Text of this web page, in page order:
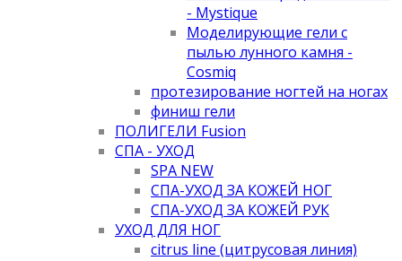
- Mystique
Моделирующие гели с
пылью лунного камня -
Cosmiq
протезирование ногтей на ногах
финиш гели
ПОЛИГЕЛИ Fusion
СПА - УХОД
SPA NEW
СПА-УХОД ЗА КОЖЕЙ НОГ
СПА-УХОД ЗА КОЖЕЙ РУК
УХОД ДЛЯ НОГ
citrus line (цитрусовая линия)